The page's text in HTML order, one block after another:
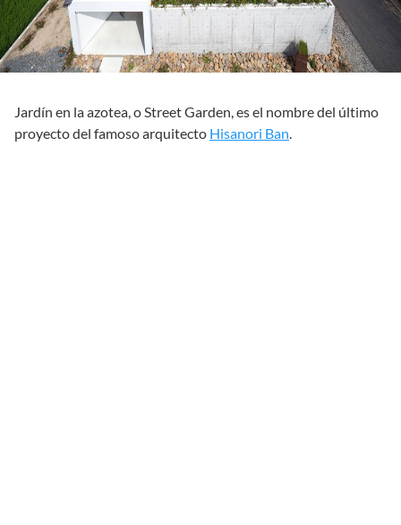
Jardín en la azotea, o Street Garden, es el nombre del último
proyecto del famoso arquitecto Hisanori Ban